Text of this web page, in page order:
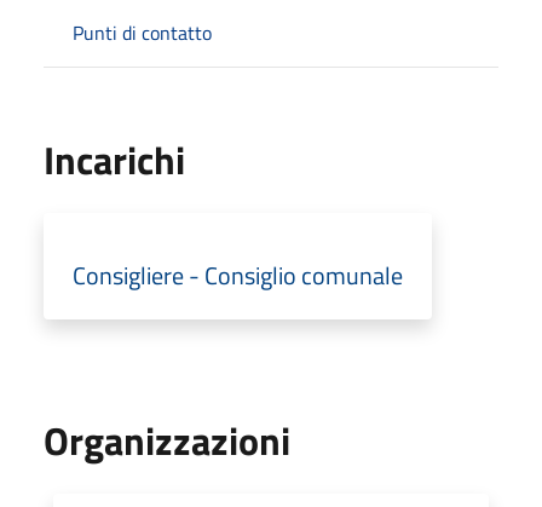
Punti di contatto
Incarichi
Consigliere - Consiglio comunale
Organizzazioni